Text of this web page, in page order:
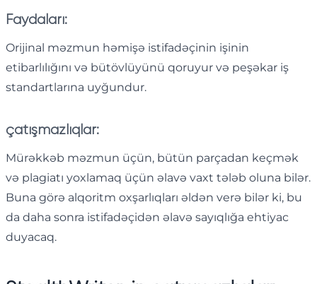
Faydaları:
Orijinal məzmun həmişə istifadəçinin işinin
etibarlılığını və bütövlüyünü qoruyur və peşəkar iş
standartlarına uyğundur.
çatışmazlıqlar:
Mürəkkəb məzmun üçün, bütün parçadan keçmək
və plagiatı yoxlamaq üçün əlavə vaxt tələb oluna bilər.
Buna görə alqoritm oxşarlıqları əldən verə bilər ki, bu
da daha sonra istifadəçidən əlavə sayıqlığa ehtiyac
duyacaq.